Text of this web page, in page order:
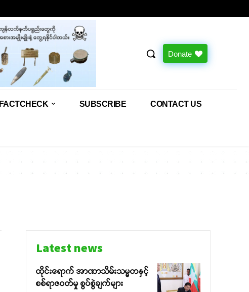
Donate
FACTCHECK SUBSCRIBE CONTACT US
Latest news
ထိုင်းရောက် အာဏာသိမ်းသမ္မတနှင့်
စစ်ရာဇဝတ်မှု စွပ်စွဲချက်များ